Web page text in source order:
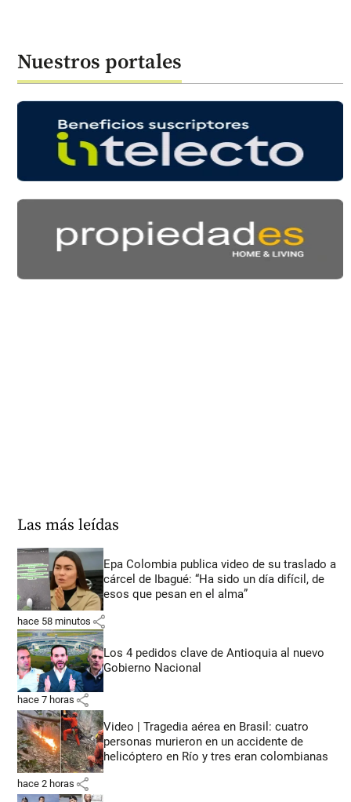
Nuestros portales
Las más leídas
Epa Colombia publica video de su traslado a
cárcel de Ibagué: “Ha sido un día difícil, de
esos que pesan en el alma”
hace 58 minutos share
Los 4 pedidos clave de Antioquia al nuevo
Gobierno Nacional
hace 7 horas share
Video | Tragedia aérea en Brasil: cuatro
personas murieron en un accidente de
helicóptero en Río y tres eran colombianas
hace 2 horas share